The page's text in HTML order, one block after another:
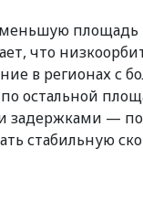
что
в регионах с
остальной
задержками —
стабильную